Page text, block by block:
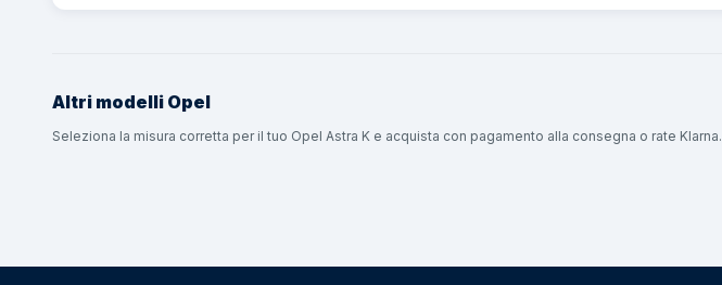
Altri modelli Opel
Seleziona la misura corretta per il tuo Opel Astra K e acquista con pagamento alla consegna o rate Klarna.